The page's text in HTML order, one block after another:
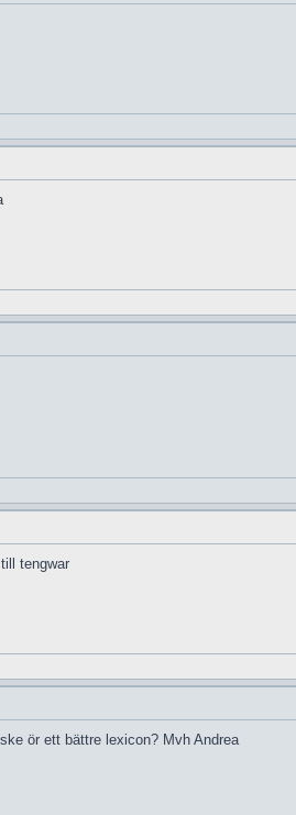
tengwar
ör ett bättre lexicon? Mvh Andrea